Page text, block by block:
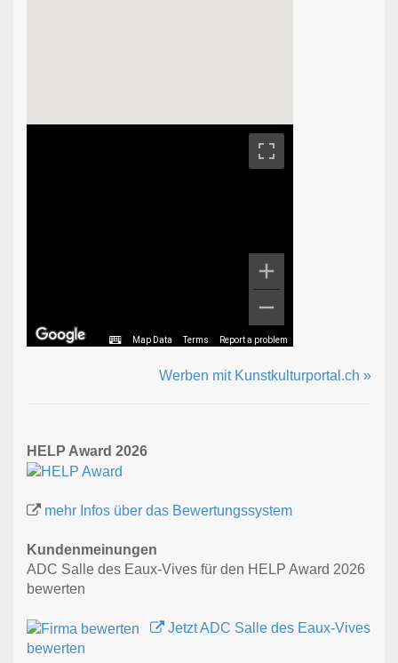
Map Data Terms Report a problem
Werben mit Kunstkulturportal.ch »
HELP Award 2026
mehr Infos über das Bewertungssystem
Kundenmeinungen
ADC Salle des Eaux-Vives für den HELP Award 2026
bewerten
Jetzt ADC Salle des Eaux-Vives
bewerten